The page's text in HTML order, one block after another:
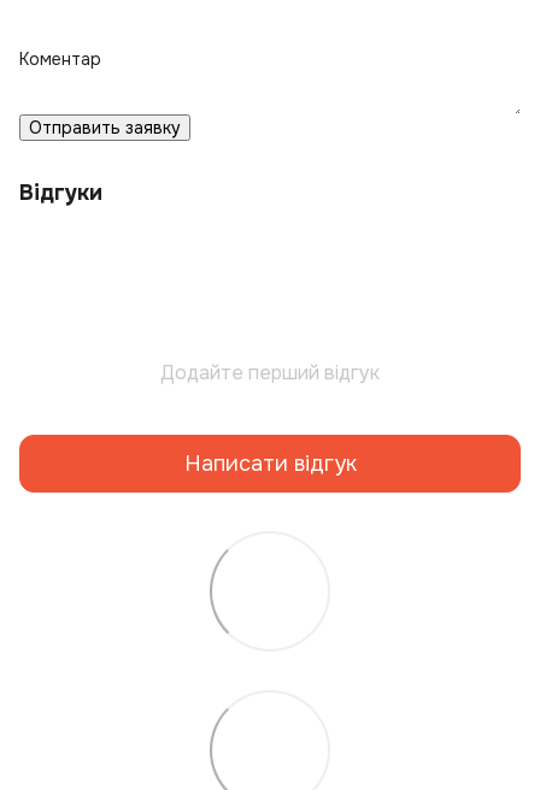
Коментар
Отправить заявку
Відгуки
Додайте перший відгук
Написати відгук